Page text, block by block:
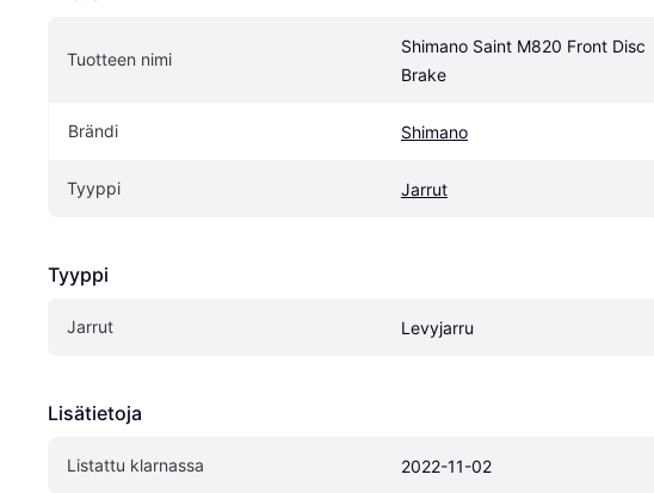
Tuotteen nimi
Shimano Saint M820 Front Disc
Brake
Brändi Shimano
Tyyppi Jarrut
Tyyppi
Jarrut Levyjarru
Lisätietoja
Listattu klarnassa 2022-11-02